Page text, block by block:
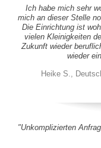
Ich habe mich sehr
mich an dieser Stelle
Die Einrichtung ist
vielen Kleinigkeiten
Zukunft wieder
wieder
Heike S.,
"Unkomplizierten